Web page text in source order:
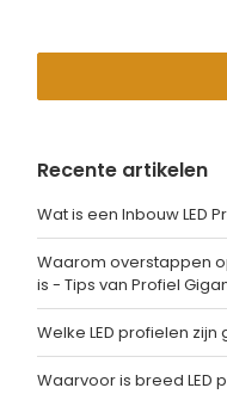
Recente artikelen
Wat is een Inbouw LED
Waarom overstappen
is - Tips van Profiel
Welke LED profielen
Waarvoor is breed LED